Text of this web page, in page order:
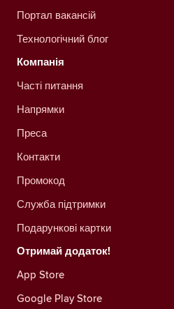
Портал вакансій
Технологічний блог
Компанія
Часті питання
Напрямки
Преса
Контакти
Промокод
Служба підтримки
Подарункові картки
Отримай додаток!
App Store
Google Play Store